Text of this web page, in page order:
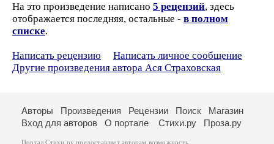
На это произведение написано 5 рецензий, здесь
отображается последняя, остальные - в полном
списке.
Написать рецензию
Написать личное сообщение
Другие произведения автора Ася Страховская
Авторы Произведения Рецензии Поиск
Магазин
Вход для авторов
О портале Стихи.ру Проза.ру
Портал Стихи.ру предоставляет авторам возможность